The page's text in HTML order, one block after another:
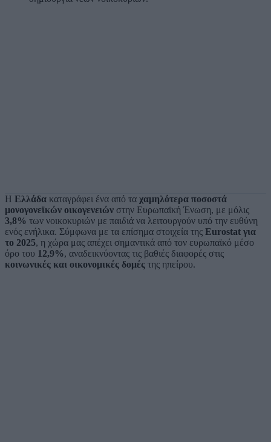
Η Ελλάδα καταγράφει ένα από τα χαμηλότερα ποσοστά
μονογονεϊκών οικογενειών στην Ευρωπαϊκή Ένωση, με μόλις
3,8% των νοικοκυριών με παιδιά να λειτουργούν υπό την ευθύνη
ενός ενήλικα. Σύμφωνα με τα επίσημα στοιχεία της Eurostat για
το 2025, η χώρα μας απέχει σημαντικά από τον ευρωπαϊκό μέσο
όρο του 12,9%, αναδεικνύοντας τις βαθιές διαφορές στις
κοινωνικές και οικονομικές δομές της ηπείρου.